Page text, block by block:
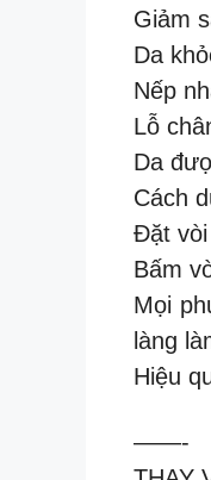
Giảm
Da
Nếp
Lỗ
Da
Cách
Đặt
Bấm
Mọi
làng
Hiệu
——-